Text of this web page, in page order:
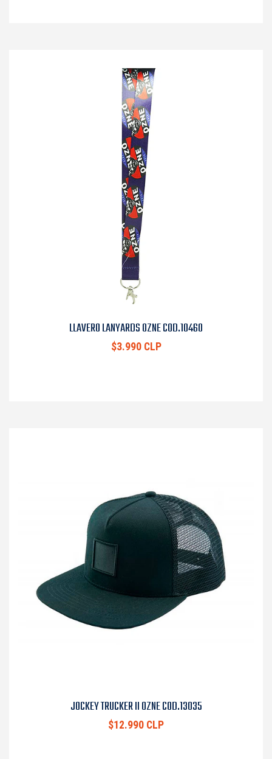
LLAVERO LANYARDS OZNE COD.10460
$3.990 CLP
JOCKEY TRUCKER II OZNE COD.13035
$12.990 CLP